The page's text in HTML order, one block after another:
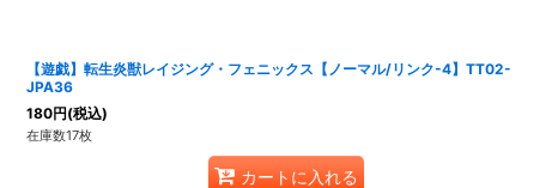
【遊戯】転生炎獣レイジング・フェニックス【ノーマル/リンク-4】TT02-
JPA36
180円(税込)
在庫数17枚
カートに入れる